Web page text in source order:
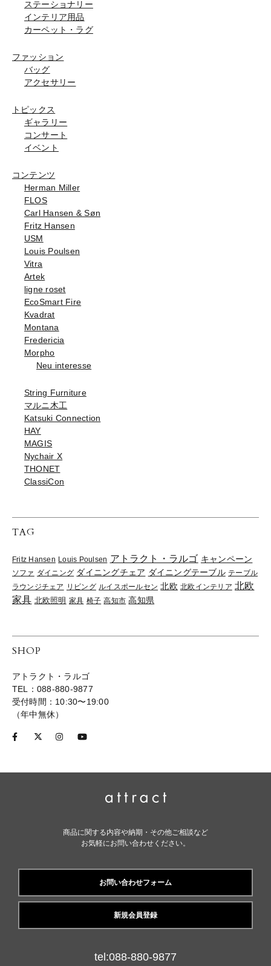
ステーショナリー
インテリア用品
カーペット・ラグ
ファッション
バッグ
アクセサリー
トピックス
ギャラリー
コンサート
イベント
コンテンツ
Herman Miller
FLOS
Carl Hansen & Søn
Fritz Hansen
USM
Louis Poulsen
Vitra
Artek
ligne roset
EcoSmart Fire
Kvadrat
Montana
Fredericia
Morpho
Neu interesse
String Furniture
マルニ木工
Katsuki Connection
HAY
MAGIS
Nychair X
THONET
ClassiCon
TAG
Fritz Hansen Louis Poulsen アトラクト・ラルゴ キャンペーン
ソファ ダイニング ダイニングチェア ダイニングテーブル テーブル
ラウンジチェア リビング ルイスポールセン 北欧 北欧インテリア 北欧
家具 北欧照明 家具 椅子 高知市 高知県
SHOP
アトラクト・ラルゴ
TEL：088-880-9877
受付時間：10:30〜19:00
（年中無休）
商品に関する内容や納期・その他ご相談など
お気軽にお問い合わせください。
お問い合わせフォーム
新規会員登録
tel:088-880-9877